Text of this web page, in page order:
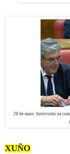
28 de maio: Intervindo na
XUÑO